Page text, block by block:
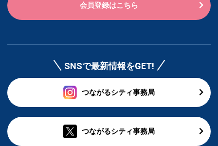
会員登録はこちら
SNSで最新情報をGET!
つながるシティ事務局
つながるシティ事務局